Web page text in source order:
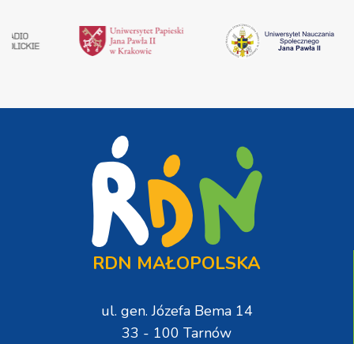
RDN MAŁOPOLSKA
ul. gen. Józefa Bema 14
33 - 100 Tarnów